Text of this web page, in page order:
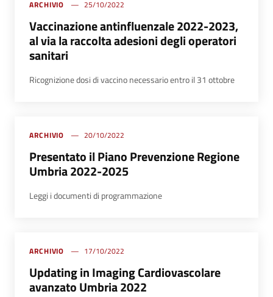
ARCHIVIO 25/10/2022
Vaccinazione antinfluenzale 2022-2023,
al via la raccolta adesioni degli operatori
sanitari
Ricognizione dosi di vaccino necessario entro il 31 ottobre
ARCHIVIO 20/10/2022
Presentato il Piano Prevenzione Regione
Umbria 2022-2025
Leggi i documenti di programmazione
ARCHIVIO 17/10/2022
Updating in Imaging Cardiovascolare
avanzato Umbria 2022